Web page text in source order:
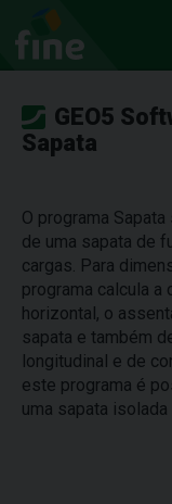
GEO5
Sapata
O programa
de uma sapata de
cargas. Para
programa calcula a
horizontal, o
sapata e também
longitudinal e de
este programa é
uma sapata